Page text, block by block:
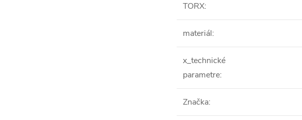
TORX:
materiál:
x_technické
parametre:
Značka: